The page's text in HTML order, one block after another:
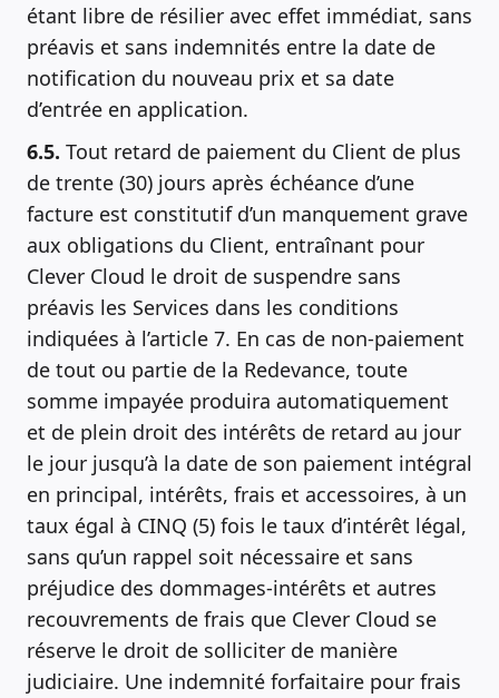
étant libre de résilier avec effet immédiat, sans
préavis et sans indemnités entre la date de
notification du nouveau prix et sa date
d’entrée en application.
6.5. Tout retard de paiement du Client de plus
de trente (30) jours après échéance d’une
facture est constitutif d’un manquement grave
aux obligations du Client, entraînant pour
Clever Cloud le droit de suspendre sans
préavis les Services dans les conditions
indiquées à l’article 7. En cas de non-paiement
de tout ou partie de la Redevance, toute
somme impayée produira automatiquement
et de plein droit des intérêts de retard au jour
le jour jusqu’à la date de son paiement intégral
en principal, intérêts, frais et accessoires, à un
taux égal à CINQ (5) fois le taux d’intérêt légal,
sans qu’un rappel soit nécessaire et sans
préjudice des dommages-intérêts et autres
recouvrements de frais que Clever Cloud se
réserve le droit de solliciter de manière
judiciaire. Une indemnité forfaitaire pour frais